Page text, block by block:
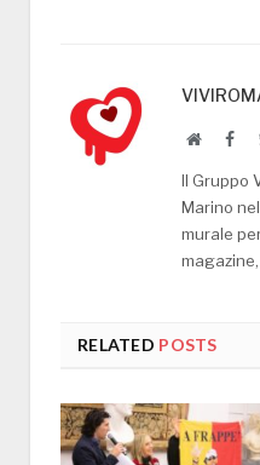
Website
Il Gruppo
Marino
murale
RELATED POSTS